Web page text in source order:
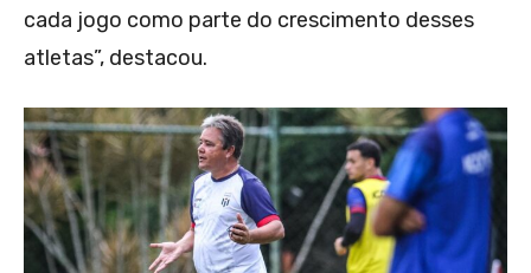
cada jogo como parte do crescimento desses
atletas”, destacou.